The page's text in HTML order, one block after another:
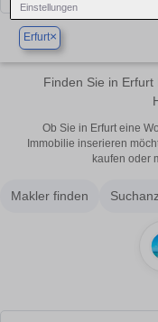
Einstellungen
Erfurt×
Finden Sie in Erfurt
Ob Sie in Erfurt eine
Immobilie inserieren
kaufen oder
Makler finden